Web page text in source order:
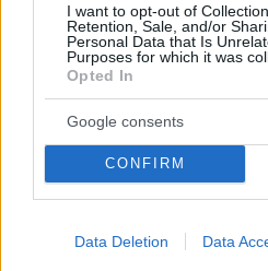
I want to opt-out of
Retention, Sale, and/or
Personal Data that Is
Purposes for which it was
Opted In
Google consents
CONFIRM
Data Deletion Data
Χρίστος Κούγιας: Η
μπορεί να είναι
που παρουσιάζονται ως
06.08.2026, 22:24